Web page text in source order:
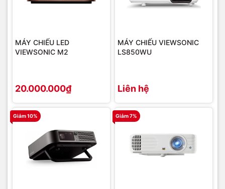
MÁY CHIẾU LED
VIEWSONIC M2
20.000.000₫
MÁY CHIẾU VIEWSONIC
LS850WU
Liên hệ
Giảm 10% Giảm 7%